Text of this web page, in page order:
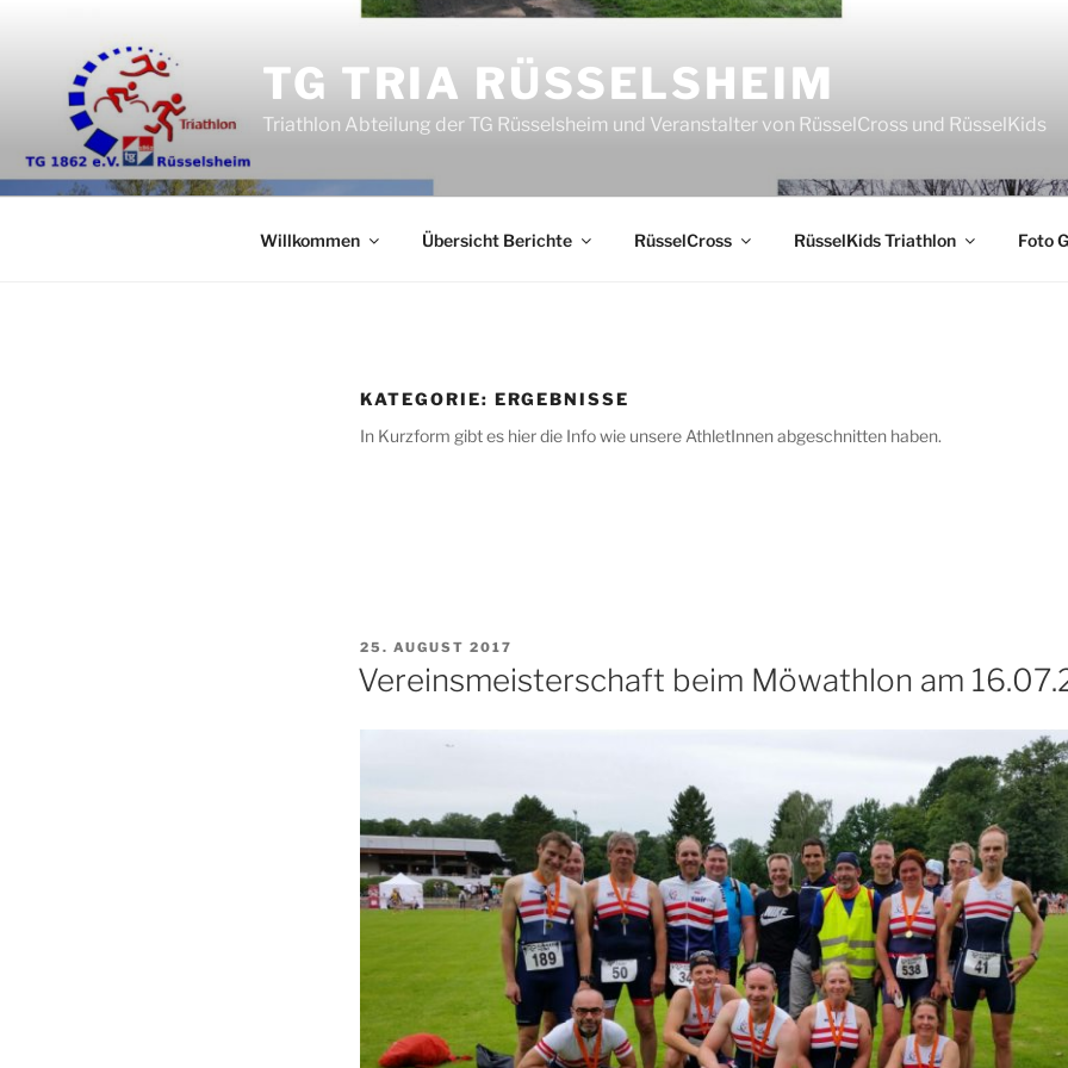
springen
TG TRIA RÜSSELSHEIM
Triathlon Abteilung der TG Rüsselsheim und Veranstalter von RüsselCross und RüsselKids
Willkommen Übersicht Berichte RüsselCross RüsselKids Triathlon Foto
KATEGORIE: ERGEBNISSE
In Kurzform gibt es hier die Info wie unsere AthletInnen abgeschnitten haben.
VERÖFFENTLICHT
AM
25. AUGUST 2017
Vereinsmeisterschaft beim Möwathlon am